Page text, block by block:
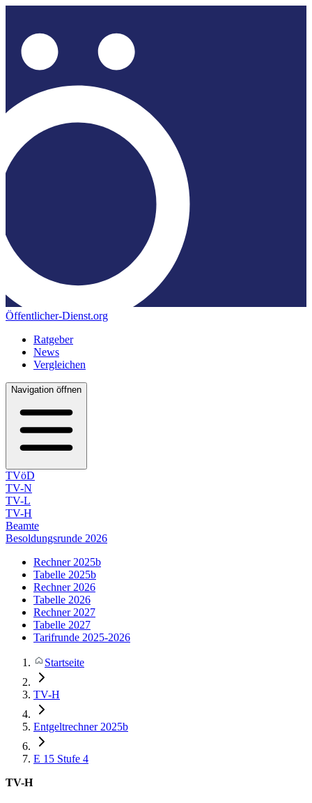
Öffentlicher-Dienst.org
Ratgeber
News
Vergleichen
Navigation öffnen
TVöD
TV-N
TV-L
TV-H
Beamte
Besoldungsrunde 2026
Rechner 2025b
Tabelle 2025b
Rechner 2026
Tabelle 2026
Rechner 2027
Tabelle 2027
Tarifrunde 2025-2026
Startseite
TV-H
Entgeltrechner 2025b
E 15 Stufe 4
TV-H